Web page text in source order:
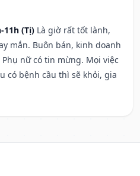
11h (Tị) Là giờ rất tốt lành,
mắn. Buôn bán, kinh doanh
nữ có tin mừng. Mọi việc
có bệnh cầu thì sẽ khỏi, gia